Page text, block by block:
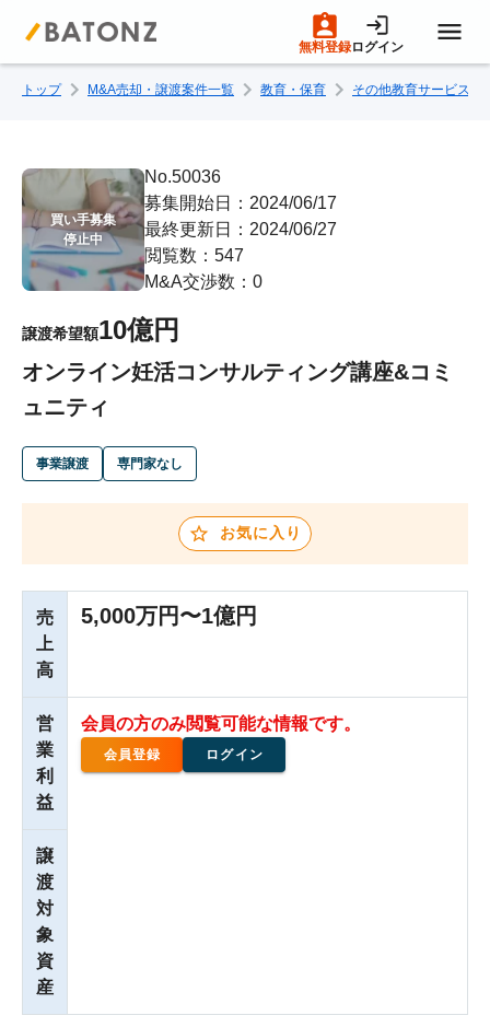
無料登録ログイン
トップページ
M&A案件一覧
売りたい方へ
買いたい方へ
成約事例
M&A専門家の方へ
トップ M&A売却・譲渡案件一覧 教育・保育 その他教育サービス
買い手募集
停止中
No.50036
募集開始日：2024/06/17
最終更新日：2024/06/27
閲覧数：547
M&A交渉数：0
譲渡希望額10億円
オンライン妊活コンサルティング講座&コミ
ュニティ
事業譲渡 専門家なし
お気に入り
売
上
高
5,000万円〜1億円
営
業
利
益
会員の方のみ閲覧可能な情報です。
会員登録 ログイン
譲
渡
対
象
資
産